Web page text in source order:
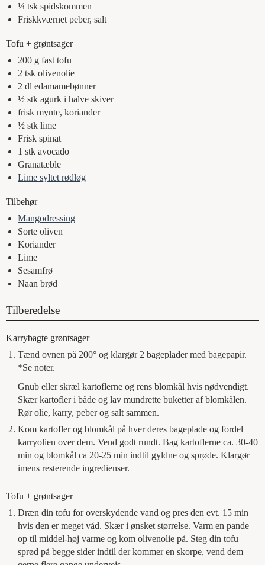
¼ tsk spidskommen
Friskkværnet peber, salt
Tofu + grøntsager
200 g fast tofu
2 tsk olivenolie
2 dl edamamebønner
½ stk agurk i halve skiver
frisk mynte, koriander
½ stk lime
Frisk spinat
1 stk avocado
Granatæble
Lime syltet rødløg
Tilbehør
Mangodressing
Sorte oliven
Koriander
Lime
Sesamfrø
Naan brød
Tilberedelse
Karrybagte grøntsager
Tænd ovnen på 200° og klargør 2 bageplader med bagepapir.
*Se noter.
Gnub eller skræl kartoflerne og rens blomkål hvis nødvendigt.
Skær kartofler i både og lav mundrette buketter af blomkålen.
Rør olie, karry, peber og salt sammen.
Kom kartofler og blomkål på hver deres bageplade og fordel
karryolien over dem. Vend godt rundt. Bag kartoflerne ca. 30-40
min og blomkål ca 20-25 min indtil gyldne og sprøde. Klargør
imens resterende ingredienser.
Tofu + grøntsager
Dræn din tofu for overskydende vand og pres den evt. 15 min
hvis den er meget våd. Skær i ønsket størrelse. Varm en pande
op til middel-høj varme og kom olivenolie på. Steg din tofu
sprød på begge sider indtil der kommer en skorpe, vend dem